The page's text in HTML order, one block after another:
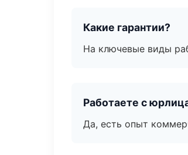
Какие гарантии?
На ключевые виды
Работаете с
Да, есть опыт